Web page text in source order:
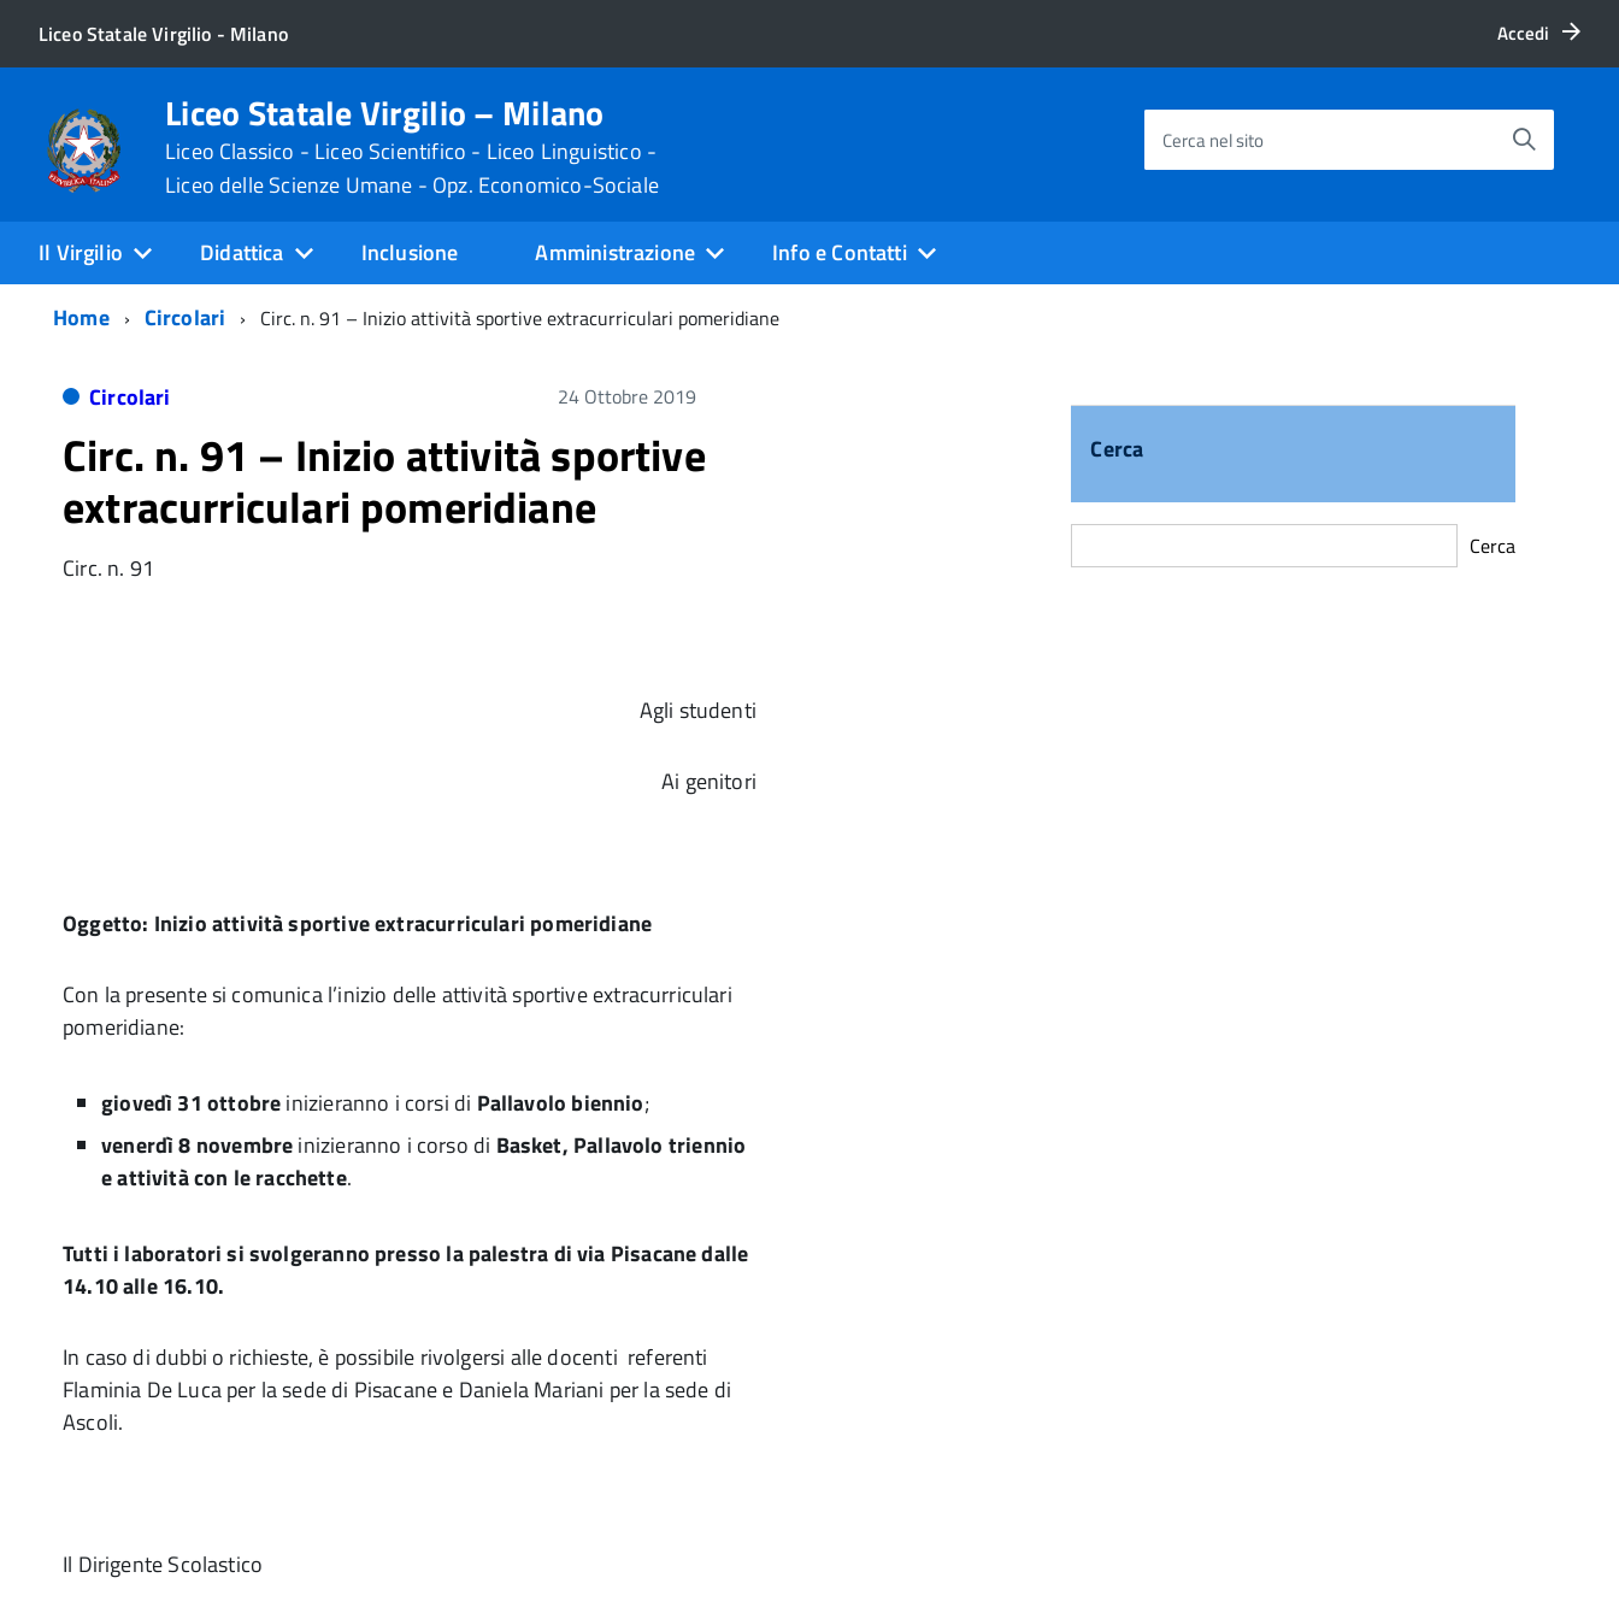
Liceo Statale Virgilio - Milano Accedi
Liceo Statale Virgilio – Milano
Liceo Classico - Liceo Scientifico - Liceo Linguistico -
Liceo delle Scienze Umane - Opz. Economico-Sociale
Cerca nel sito
Il Virgilio Didattica Inclusione Amministrazione
Info e Contatti
Home
Circolari Circ. n. 91 – Inizio attività sportive extracurriculari pomeridiane
Circolari 24 Ottobre 2019
Circ. n. 91 – Inizio attività sportive
extracurriculari pomeridiane
Circ. n. 91
Agli studenti
Ai genitori
Oggetto: Inizio attività sportive extracurriculari pomeridiane
Con la presente si comunica l’inizio delle attività sportive extracurriculari
pomeridiane:
giovedì 31 ottobreinizieranno i corsi di Pallavolo biennio;
venerdì 8 novembreinizieranno i corso di Basket, Pallavolo triennio
e attività con le racchette.
Tutti i laboratori si svolgeranno presso la palestra di via Pisacane dalle
14.10 alle 16.10.
In caso di dubbi o richieste, è possibile rivolgersi alle docenti referenti
Flaminia De Luca per la sede di Pisacane e Daniela Mariani per la sede di
Ascoli.
Il Dirigente Scolastico
Cerca
Cerca